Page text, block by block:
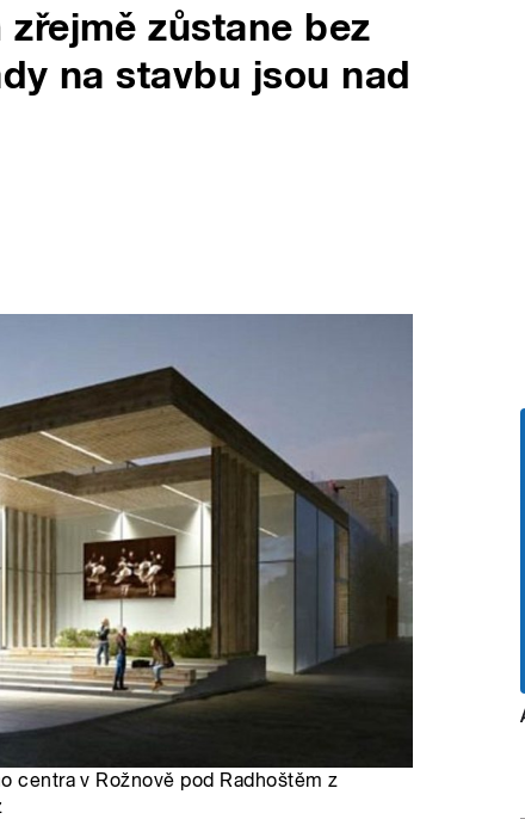
zůstane bez
na stavbu jsou nad
centra v Rožnově pod Radhoštěm z